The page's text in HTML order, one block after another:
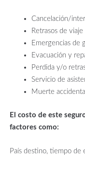
Cancelación/
Retrasos de viaje
Emergencias de
Evacuación y
Perdida y/o
Servicio de
Muerte
El costo de este
factores como:
País destino, tiempo de